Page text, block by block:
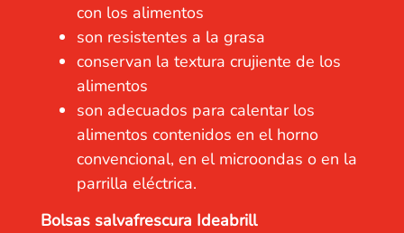
con los alimentos
son resistentes a la grasa
conservan la textura crujiente de los
alimentos
son adecuados para calentar los
alimentos contenidos en el horno
convencional, en el microondas o en la
parrilla eléctrica.
Bolsas salvafrescura Ideabrill